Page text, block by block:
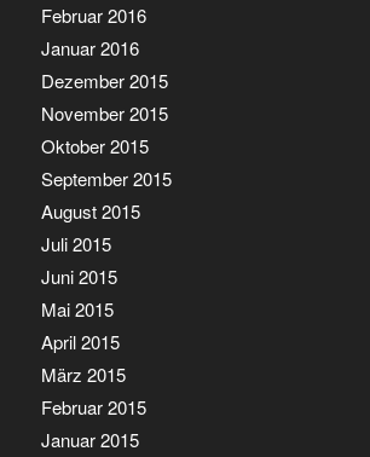
Februar 2016
Januar 2016
Dezember 2015
November 2015
Oktober 2015
September 2015
August 2015
Juli 2015
Juni 2015
Mai 2015
April 2015
März 2015
Februar 2015
Januar 2015